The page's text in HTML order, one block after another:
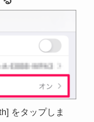
をタップしま